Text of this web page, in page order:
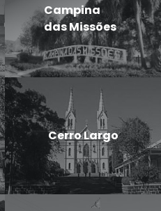
Campina
das Missões
Cerro Largo